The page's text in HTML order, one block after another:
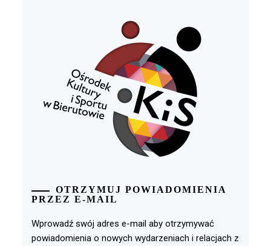
OTRZYMUJ POWIADOMIENIA
PRZEZ E-MAIL
Wprowadź swój adres e-mail aby otrzymywać
powiadomienia o nowych wydarzeniach i relacjach z